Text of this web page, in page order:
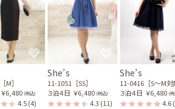
M］
￥6,480 (税込)
4.5(4)
She’s
11-1051［SS］
３泊４日 ￥6,480 (税込)
4.3 (11)
She’s
11-0416［S〜M
３泊４日 ￥6,480 (
4.6